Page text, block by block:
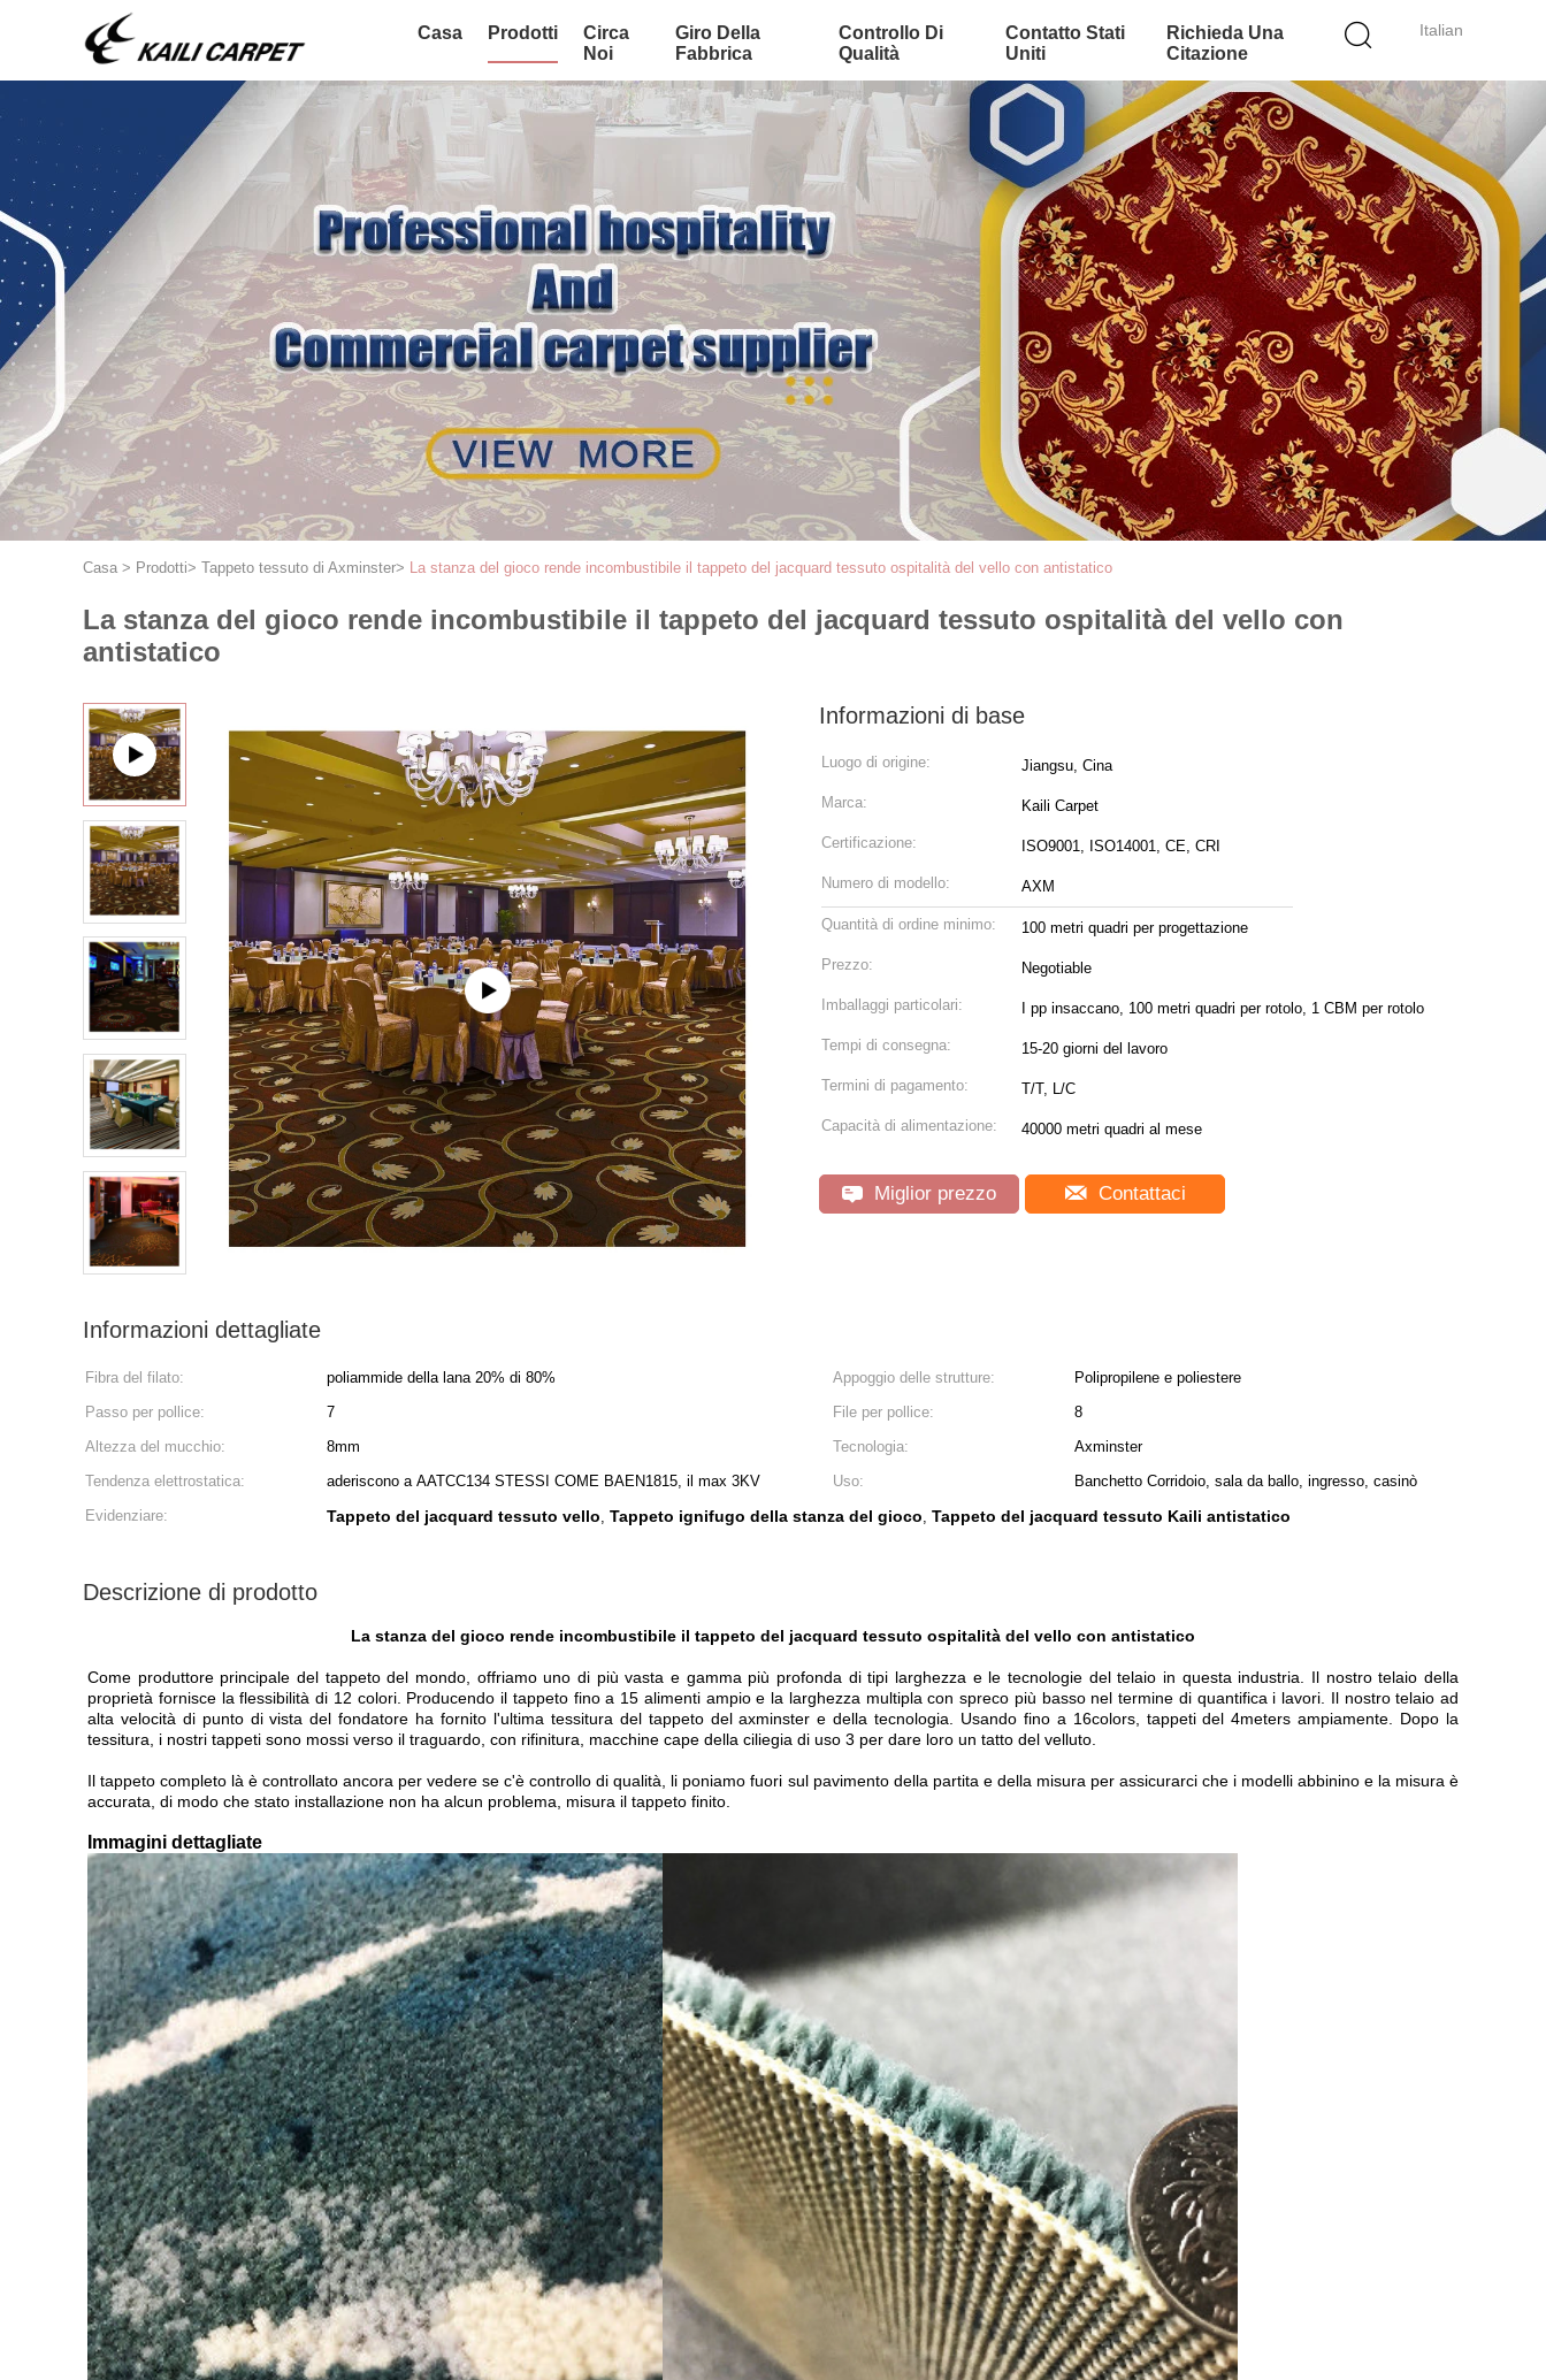
Lasciate un messaggio
Ti richiameremo presto!
Italian
Casa Prodotti
Circa
Noi
Giro Della
Fabbrica
Controllo Di
Qualità
Contatto Stati
Uniti
Richieda Una
Citazione
Casa > Prodotti> Tappeto tessuto di Axminster> La stanza del gioco rende incombustibile il tappeto del jacquard tessuto ospitalità del vello con antistatico
La stanza del gioco rende incombustibile il tappeto del jacquard tessuto ospitalità del vello con
antistatico
Informazioni di base
Luogo di origine: Jiangsu, Cina
Marca: Kaili Carpet
Certificazione: ISO9001, ISO14001, CE, CRI
Numero di modello: AXM
Quantità di ordine minimo: 100 metri quadri per progettazione
Prezzo: Negotiable
Imballaggi particolari: I pp insaccano, 100 metri quadri per rotolo, 1 CBM per rotolo
Tempi di consegna: 15-20 giorni del lavoro
Termini di pagamento: T/T, L/C
Capacità di alimentazione: 40000 metri quadri al mese
Miglior prezzo Contattaci
Informazioni dettagliate
Fibra del filato: poliammide della lana 20% di 80% Appoggio delle strutture:
Polipropilene e poliestere
Passo per pollice:
7 File per pollice:
8
Altezza del mucchio:
8mm Tecnologia:
Axminster
Tendenza elettrostatica:
aderiscono a AATCC134 STESSI COME BAEN1815, il max 3KV Uso:
Banchetto Corridoio, sala da ballo, ingresso, casinò
Evidenziare:
Tappeto del jacquard tessuto vello, Tappeto ignifugo della stanza del gioco, Tappeto del jacquard tessuto Kaili antistatico
Descrizione di prodotto
La stanza del gioco rende incombustibile il tappeto del jacquard tessuto ospitalità del vello con antistatico
Come produttore principale del tappeto del mondo, offriamo uno di più vasta e gamma più profonda di tipi larghezza e le tecnologie del telaio in questa industria. Il nostro telaio della
proprietà fornisce la flessibilità di 12 colori. Producendo il tappeto fino a 15 alimenti ampio e la larghezza multipla con spreco più basso nel termine di quantifica i lavori. Il nostro telaio ad
alta velocità di punto di vista del fondatore ha fornito l'ultima tessitura del tappeto del axminster e della tecnologia. Usando fino a 16colors, tappeti del 4meters ampiamente. Dopo la
tessitura, i nostri tappeti sono mossi verso il traguardo, con rifinitura, macchine cape della ciliegia di uso 3 per dare loro un tatto del velluto.
Il tappeto completo là è controllato ancora per vedere se c'è controllo di qualità, li poniamo fuori sul pavimento della partita e della misura per assicurarci che i modelli abbinino e la misura è
accurata, di modo che stato installazione non ha alcun problema, misura il tappeto finito.
Immagini dettagliate